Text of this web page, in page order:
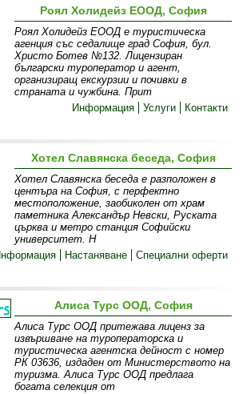
Роял Холидейз ЕООД, София
Роял Холидейз ЕООД е туристическа
агенция със седалище град София, бул.
Христо Ботев №132. Лицензиран
български туроператор и агент,
организиращ екскурзии и почивки в
страната и чужбина. Прит
Информация
Услуги Контакти
Хотел Славянска беседа, София
Хотел Славянска беседа е разположен в
центъра на София, с перфектно
местоположение, заобиколен от храм
паметника Александър Невски, Руската
църква и метро станция Софийски
университет. Н
Настаняване Специални оферти
Алиса Турс ООД, София
Алиса Турс ООД притежава лиценз за
извършване на туроператорска и
туристическа агентска дейност с номер
РК 03636, издаден от Министерството на
туризма. Алиса Турс ООД предлага
богата селекция от